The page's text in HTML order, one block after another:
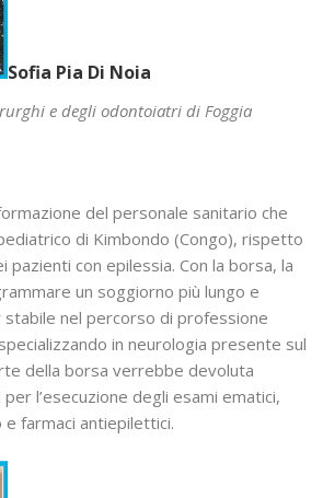
Sofia Pia Di Noia
e degli odontoiatri di Foggia
del personale sanitario che
di Kimbondo (Congo), rispetto
pazienti con epilessia. Con la borsa, la
un soggiorno più lungo e
nel percorso di professione
in neurologia presente sul
della borsa verrebbe devoluta
l’esecuzione degli esami ematici,
farmaci antiepilettici.